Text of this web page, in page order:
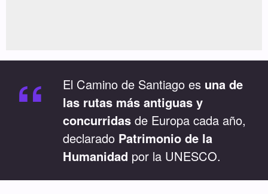
“ El Camino de Santiago es una de
las rutas más antiguas y
concurridas de Europa cada año,
declarado Patrimonio de la
Humanidad por la UNESCO.